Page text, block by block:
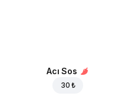
Acı Sos
30 ₺